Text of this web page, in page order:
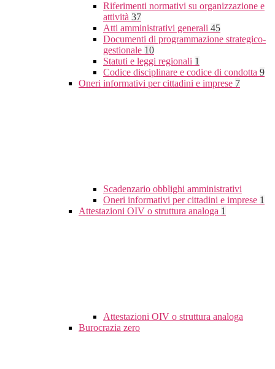
Riferimenti normativi su organizzazione e
attività 37
Atti amministrativi generali 45
Documenti di programmazione strategico-
gestionale 10
Statuti e leggi regionali 1
Codice disciplinare e codice di condotta 9
Oneri informativi per cittadini e imprese 7
Scadenzario obblighi amministrativi
Oneri informativi per cittadini e imprese 1
Attestazioni OIV o struttura analoga 1
Attestazioni OIV o struttura analoga
Burocrazia zero